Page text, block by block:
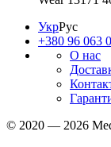
УкрРус
+380 96 063
О нас
© 2020 — 2026